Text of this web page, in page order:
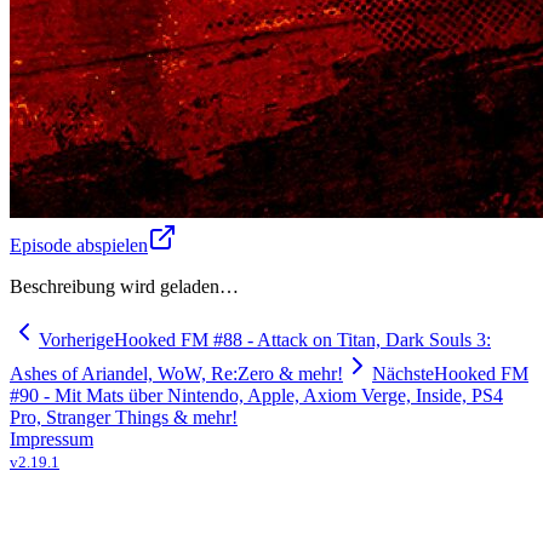
Episode abspielen
Beschreibung wird geladen…
VorherigeHooked FM #88 - Attack on Titan, Dark Souls 3:
Ashes of Ariandel, WoW, Re:Zero & mehr!
NächsteHooked FM
#90 - Mit Mats über Nintendo, Apple, Axiom Verge, Inside, PS4
Pro, Stranger Things & mehr!
Impressum
v2.19.1